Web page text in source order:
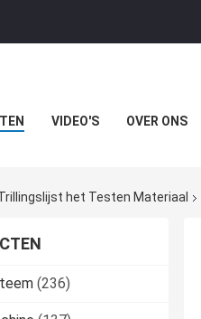
VIDEO'S OVER ONS
het Testen Materiaal
(236)